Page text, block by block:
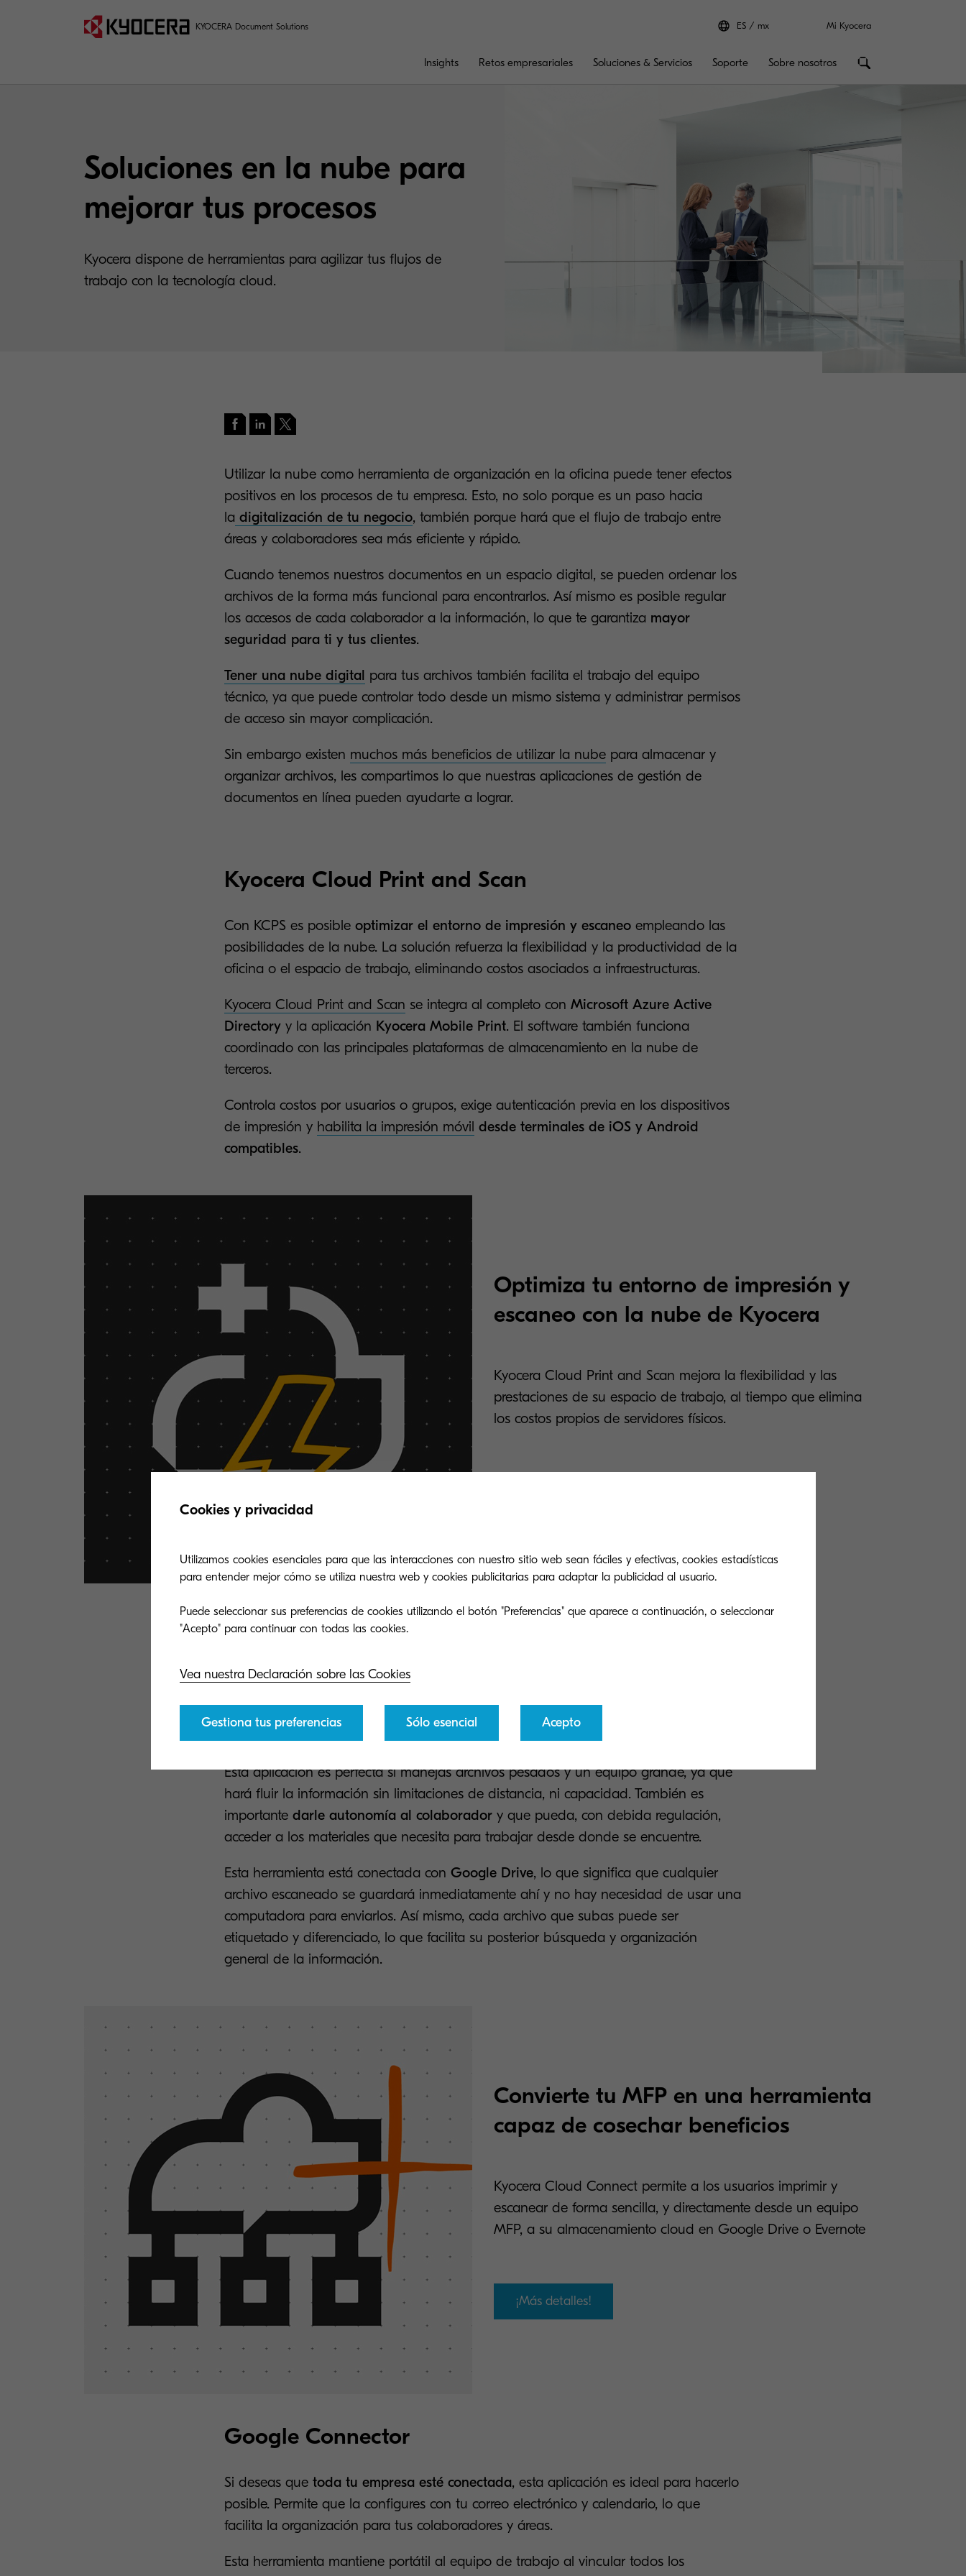
KYOCERA Document Solutions ES mx Mi Kyocera
Insights Retos empresariales Soluciones & Servicios Soporte Sobre nosotros
Soluciones en la nube para
mejorar tus procesos
Kyocera dispone de herramientas para agilizar tus flujos de
trabajo con la tecnología cloud.
Utilizar la nube como herramienta de organización en la oficina puede tener efectos
positivos en los procesos de tu empresa. Esto, no solo porque es un paso hacia
la digitalización de tu negocio, también porque hará que el flujo de trabajo entre
áreas y colaboradores sea más eficiente y rápido.
Cuando tenemos nuestros documentos en un espacio digital, se pueden ordenar los
archivos de la forma más funcional para encontrarlos. Así mismo es posible regular
los accesos de cada colaborador a la información, lo que te garantiza mayor
seguridad para ti y tus clientes.
Tener una nube digital para tus archivos también facilita el trabajo del equipo
técnico, ya que puede controlar todo desde un mismo sistema y administrar permisos
de acceso sin mayor complicación.
Sin embargo existen muchos más beneficios de utilizar la nubepara almacenar y
organizar archivos, les compartimos lo que nuestras aplicaciones de gestión de
documentos en línea pueden ayudarte a lograr.
Kyocera Cloud Print and Scan
Con KCPS es posibleoptimizar el entorno de impresión y escaneoempleando las
posibilidades de la nube. La solución refuerza la flexibilidad y la productividad de la
oficina o el espacio de trabajo, eliminando costos asociados a infraestructuras.
Kyocera Cloud Print and Scan se integra al completo con Microsoft Azure Active
Directory y la aplicación Kyocera Mobile Print. El software también funciona
coordinado con las principales plataformas de almacenamiento en la nube de
terceros.
Controla costos por usuarios o grupos, exige autenticación previa en los dispositivos
de impresión y habilita la impresión móvil desde terminales de iOS y Android
compatibles.
Optimiza tu entorno de impresión y
escaneo con la nube de Kyocera
Kyocera Cloud Print and Scan mejora la flexibilidad y las
prestaciones de su espacio de trabajo, al tiempo que elimina
los costos propios de servidores físicos.
Kyocera Cloud Connect
Compartir archivos puede ser un dolor de cabeza, en especial si los correos tienen
para trabajar en equipo con archivos digitales , lo que
impactará en la eficiencia de
Esta aplicación es perfecta si manejas archivos pesados y un equipo grande, ya que
hará fluir la información sin limitaciones de distancia, ni capacidad. También es
importante darle autonomía al colaborador y que pueda, con debida regulación,
acceder a los materiales que necesita para trabajar desde donde se encuentre.
Esta herramienta está conectada con Google Drive, lo que significa que cualquier
archivo escaneado se guardará inmediatamente ahí y no hay necesidad de usar una
computadora para enviarlos. Así mismo, cada archivo que subas puede ser
etiquetado y diferenciado, lo que facilita su posterior búsqueda y organización
general de la información.
Convierte tu MFP en una herramienta
capaz de cosechar beneficios
Kyocera Cloud Connect permite a los usuarios imprimir y
escanear de forma sencilla, y directamente desde un equipo
MFP, a su almacenamiento cloud en Google Drive o Evernote
¡Más detalles!
Google Connector
Si deseas que toda tu empresa esté conectada, esta aplicación es ideal para hacerlo
posible. Permite que la configures con tu correo electrónico y calendario, lo que
facilita la organización para tus colaboradores y áreas.
Esta herramienta mantiene portátil al equipo de trabajo al vincular todos los
Cookies y privacidad
Utilizamos cookies esenciales para que las interacciones con nuestro sitio web sean fáciles y efectivas, cookies estadísticas
para entender mejor cómo se utiliza nuestra web y cookies publicitarias para adaptar la publicidad al usuario.
Puede seleccionar sus preferencias de cookies utilizando el botón "Preferencias" que aparece a continuación, o seleccionar
"Acepto" para continuar con todas las cookies.
Vea nuestra Declaración sobre las Cookies
Gestiona tus preferencias Sólo esencial Acepto